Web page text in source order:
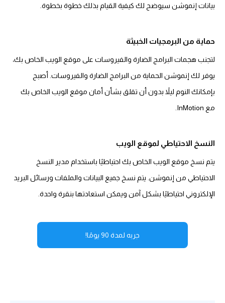
بيانات إنموشن سيوضح لك كيفية القيام بذلك خطوة بخطوة.
حماية من البرمجيات الخبيثة
لتجنب هجمات البرامج الضارة والفيروسات على موقع الويب الخاص بك،
يوفر لك إنموشن الحماية من البرامج الضارة والفيروسات. أصبح
بإمكانك النوم ليلاً بدون أن تقلق بشأن أمان موقع الويب الخاص بك
مع InMotion.
النسخ الاحتياطي لموقع الويب
يتم نسخ موقع الويب الخاص بك احتياطيًا باستخدام مدير النسخ
الاحتياطي من إنموشن. يتم نسخ جميع البيانات والملفات ورسائل البريد
الإلكتروني احتياطيًا بشكل آمن ويمكن استعادتها بنقرة واحدة.
جربه لمدة 90 يومًا!